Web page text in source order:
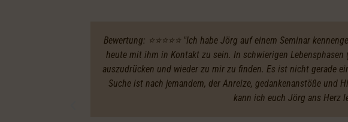
Bewertung: ⭐️⭐️⭐️⭐️⭐️ "Ich habe Jörg auf einem Seminar
heute mit ihm in Kontakt zu sein. In schwierigen
auszudrücken und wieder zu mir zu finden. Es ist nicht gerade
Suche ist nach jemandem, der Anreize, gedankenanstöße
kann ich euch Jörg ans Herz